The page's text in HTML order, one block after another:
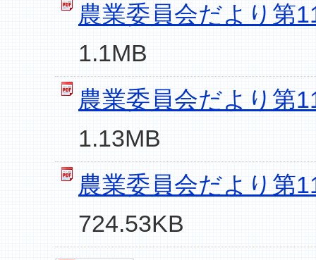
農業委員会だより第
1.1MB
農業委員会だより第
1.13MB
農業委員会だより第
724.53KB